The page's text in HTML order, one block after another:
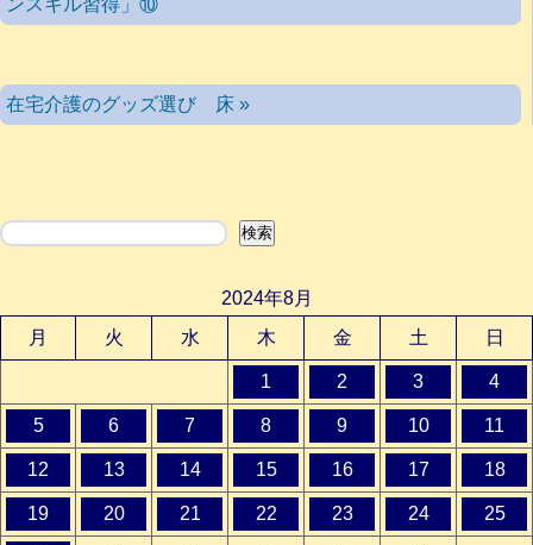
在宅介護のグッズ選び 床 »
検索 検索
2024年8月
月
火 水 木 金 土 日
1 2 3 4
5 6 7 8 9 10 11
12 13 14 15 16 17 18
19 20 21 22 23 24 25